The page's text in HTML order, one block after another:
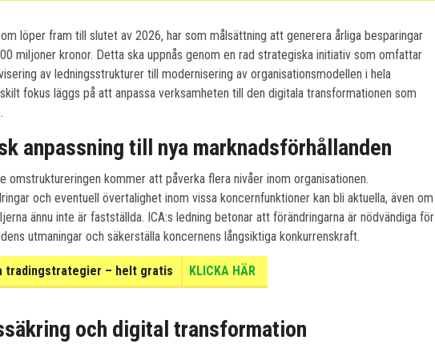
löper fram till slutet av 2026, har som målsättning att generera årliga besparingar
miljoner kronor. Detta ska uppnås genom en rad strategiska initiativ som omfattar
av ledningsstrukturer till modernisering av organisationsmodellen i hela
fokus läggs på att anpassa verksamheten till den digitala transformationen som
anpassning till nya marknadsförhållanden
omstruktureringen kommer att påverka flera nivåer inom organisationen.
och eventuell övertalighet inom vissa koncernfunktioner kan bli aktuella, även om
ännu inte är fastställda. ICA:s ledning betonar att förändringarna är nödvändiga för
utmaningar och säkerställa koncernens långsiktiga konkurrenskraft.
tradingstrategier – helt gratis KLICKA HÄR
och digital transformation